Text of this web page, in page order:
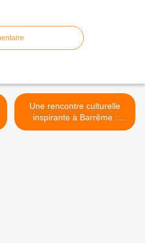
Une rencontre culturelle
inspirante à Barrême :
Quand la musique et la